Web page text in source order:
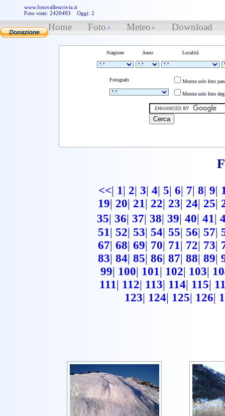
www.fotovallescrivia.it
Foto viste: 2420493 Oggi: 2
Home Foto Meteo Download
Stagione Anno Località
Fotografo Mostra solo foto
Mostra solo foto
<<| 1| 2| 3| 4| 5| 6| 7| 8| 9|
19| 20| 21| 22| 23| 24| 25|
35| 36| 37| 38| 39| 40| 41|
51| 52| 53| 54| 55| 56| 57|
67| 68| 69| 70| 71| 72| 73|
83| 84| 85| 86| 87| 88| 89|
99| 100| 101| 102| 103|
111| 112| 113| 114| 115|
123| 124| 125| 126|